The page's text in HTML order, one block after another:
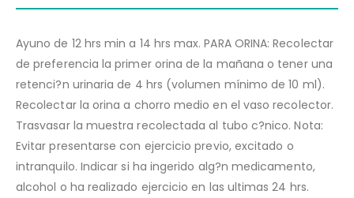
Ayuno de 12 hrs min a 14 hrs max. PARA ORINA: Recolectar
de preferencia la primer orina de la mañana o tener una
retenci?n urinaria de 4 hrs (volumen mínimo de 10 ml).
Recolectar la orina a chorro medio en el vaso recolector.
Trasvasar la muestra recolectada al tubo c?nico. Nota:
Evitar presentarse con ejercicio previo, excitado o
intranquilo. Indicar si ha ingerido alg?n medicamento,
alcohol o ha realizado ejercicio en las ultimas 24 hrs.